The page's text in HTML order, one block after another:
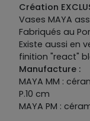
Création
Vases MAYA
Fabriqués au
Existe aussi en
finition "react"
Manufacture :
MAYA MM :
P.10 cm
MAYA PM :